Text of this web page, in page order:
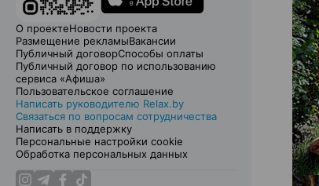
О проектеНовости проекта
Размещение рекламыВакансии
Публичный договорСпособы оплаты
Публичный договор по использованию
сервиса «Афиша»
Пользовательское соглашение
Написать руководителю Relax.by
Связаться по вопросам сотрудничества
Написать в поддержку
Персональные настройки cookie
Обработка персональных данных